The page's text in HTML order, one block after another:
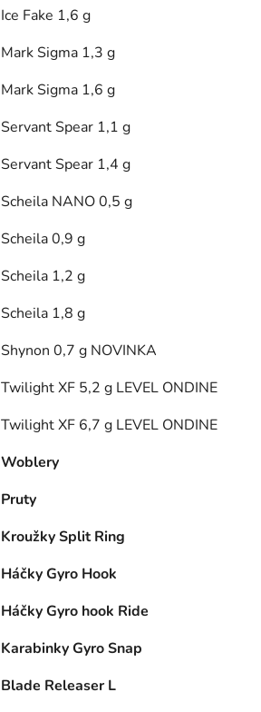
Ice Fake 1,6 g
Mark Sigma 1,3 g
Mark Sigma 1,6 g
Servant Spear 1,1 g
Servant Spear 1,4 g
Scheila NANO 0,5 g
Scheila 0,9 g
Scheila 1,2 g
Scheila 1,8 g
Shynon 0,7 g NOVINKA
Twilight XF 5,2 g LEVEL ONDINE
Twilight XF 6,7 g LEVEL ONDINE
Woblery
Pruty
Kroužky Split Ring
Háčky Gyro Hook
Háčky Gyro hook Ride
Karabinky Gyro Snap
Blade Releaser L